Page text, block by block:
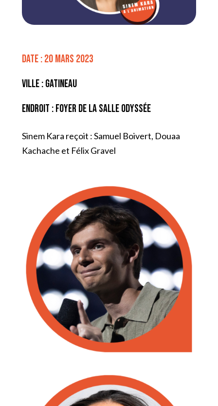
Date : 20 mars 2023
Ville : Gatineau
Endroit : Foyer de la Salle Odyssée
Sinem Kara reçoit : Samuel Boivert, Douaa
Kachache et Félix Gravel